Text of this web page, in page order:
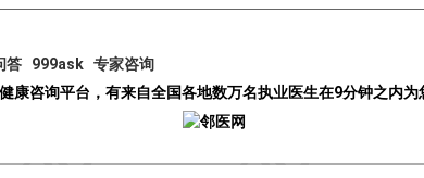
答 999ask 专家咨询
康咨询平台，有来自全国各地数万名执业医生在9分钟之内为